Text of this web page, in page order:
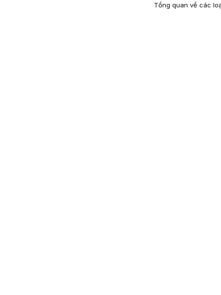
Tổng quan về các